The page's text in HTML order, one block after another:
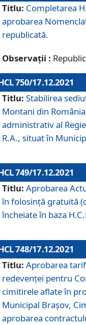
Titlu: Completarea
aprobarea
republicată.
Observații :
750/17.12.2021
Titlu: Stabilirea
Montani din
administrativ al
R.A., situat în
749/17.12.2021
Titlu: Aprobarea
în folosință gratuită
încheiate în baza
748/17.12.2021
Titlu: Aprobarea
redevenţei pentru
cimitirele aflate în
Municipal Braşov,
aprobarea